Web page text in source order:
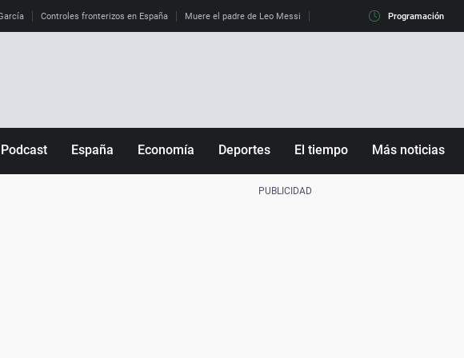
Controles fronterizos en España Muere el padre de Leo Messi La diferencia entre observar el
Programación
Podcast España Economía Deportes El tiempo Más noticias